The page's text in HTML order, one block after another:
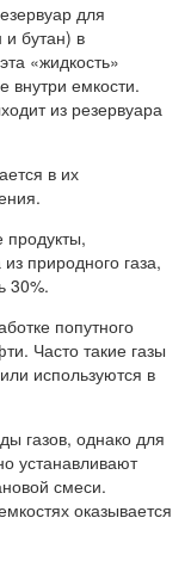
для
и бутан) в
«жидкость»
внутри емкости.
из резервуара
в их
природного газа,
30%.
попутного
Часто такие газы
используются в
газов, однако для
устанавливают
смеси.
оказывается